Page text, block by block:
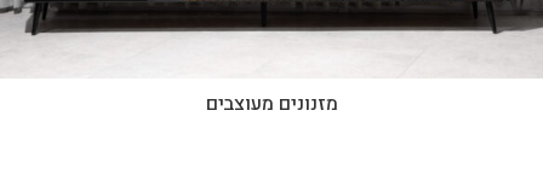
מזנונים מעוצבים